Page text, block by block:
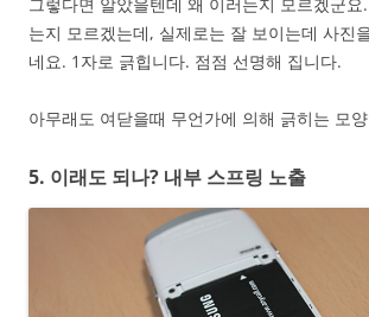
는지 모르겠는데, 실제로는 잘 보이는데 사진
네요. 1자로 긁힙니다. 점점 선명해 집니다.
아무래도 여닫을때 무언가에 의해 긁히는 모
5. 이래도 되나? 내부 스프링 노출